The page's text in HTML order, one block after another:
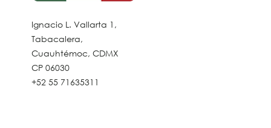
Ignacio L. Vallarta 1,
Tabacalera,
Cuauhtémoc, CDMX
CP 06030
+52 55 71635311